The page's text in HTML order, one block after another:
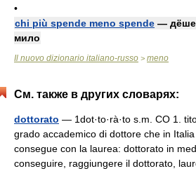
•
chi più spende meno spende —
мило
Il nuovo dizionario italiano-russo > meno
См. также в других словарях:
dottorato — 1dot·to·rà·to s.m. CO 1.
grado accademico di dottore che in
consegue con la laurea: dottorato in
conseguire, raggiungere il dottorato,